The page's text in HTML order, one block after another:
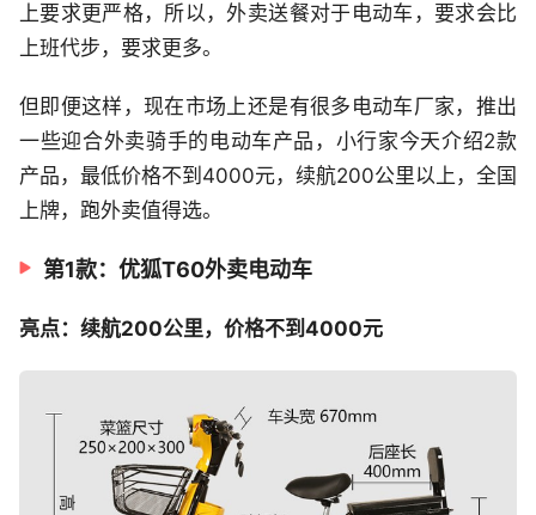
上要求更严格，所以，外卖送餐对于电动车，要求会比
上班代步，要求更多。
但即便这样，现在市场上还是有很多电动车厂家，推出
一些迎合外卖骑手的电动车产品，小行家今天介绍2款
产品，最低价格不到4000元，续航200公里以上，全国
上牌，跑外卖值得选。
第1款：优狐T60外卖电动车
亮点：续航200公里，价格不到4000元